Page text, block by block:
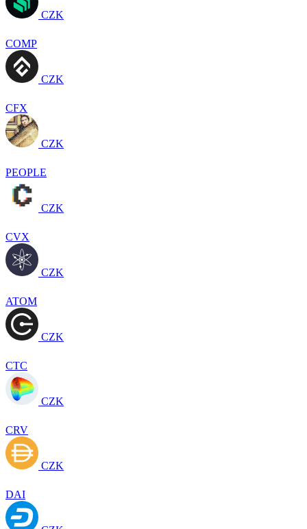
CZK
COMP
CZK
CFX
CZK
PEOPLE
CZK
CVX
CZK
ATOM
CZK
CTC
CZK
CRV
CZK
DAI